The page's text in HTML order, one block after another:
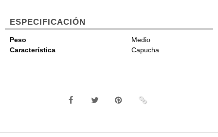
ESPECIFICACIÓN
Peso
Medio
Característica
Capucha